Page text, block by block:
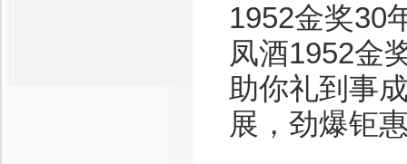
1952金奖30
凤酒1952金
助你礼到事
展，劲爆钜